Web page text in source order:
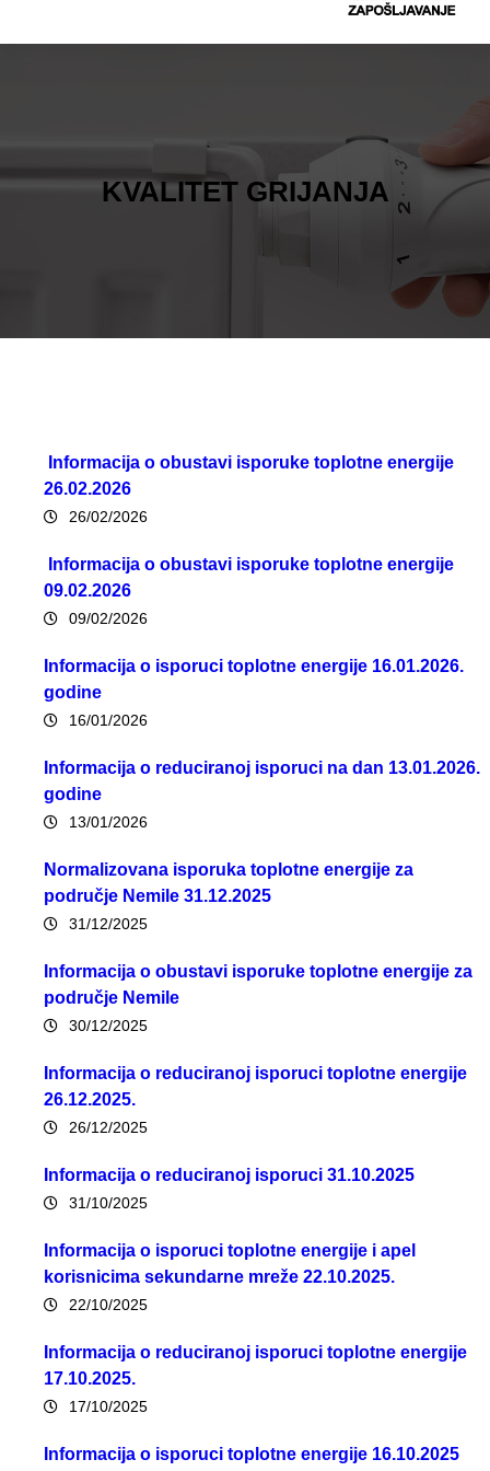
r
KVALITET GRIJANJA
Informacija o obustavi isporuke toplotne energije
26.02.2026
26/02/2026
Informacija o obustavi isporuke toplotne energije
09.02.2026
09/02/2026
Informacija o isporuci toplotne energije 16.01.2026.
godine
16/01/2026
Informacija o reduciranoj isporuci na dan 13.01.2026.
godine
13/01/2026
Normalizovana isporuka toplotne energije za
područje Nemile 31.12.2025
31/12/2025
Informacija o obustavi isporuke toplotne energije za
područje Nemile
30/12/2025
Informacija o reduciranoj isporuci toplotne energije
26.12.2025.
26/12/2025
Informacija o reduciranoj isporuci 31.10.2025
31/10/2025
Informacija o isporuci toplotne energije i apel
korisnicima sekundarne mreže 22.10.2025.
22/10/2025
Informacija o reduciranoj isporuci toplotne energije
17.10.2025.
17/10/2025
Informacija o isporuci toplotne energije 16.10.2025